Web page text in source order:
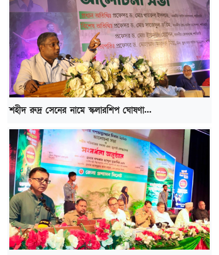
শহীদ রুদ্র সেনের নামে স্কলারশিপ ঘোষণা...